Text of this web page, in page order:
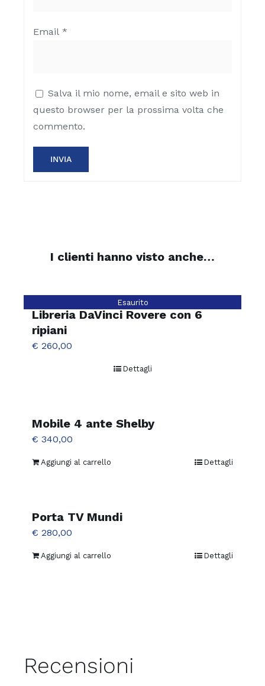
Email *
Salva il mio nome, email e sito web in
questo browser per la prossima volta che
commento.
I clienti hanno visto anche…
Esaurito
Libreria DaVinci Rovere con 6
ripiani
€ 260,00
Dettagli
Mobile 4 ante Shelby
€ 340,00
Aggiungi al carrello Dettagli
Porta TV Mundi
€ 280,00
Aggiungi al carrello Dettagli
Recensioni